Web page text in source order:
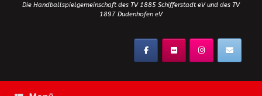
Die Handballspielgemeinschaft des TV 1885 Schifferstadt eV und des TV
1897 Dudenhofen eV